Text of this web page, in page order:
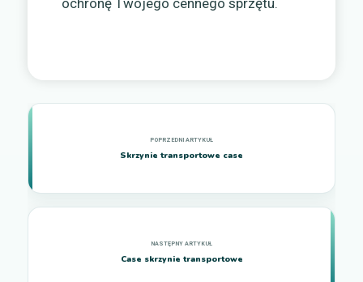
ochronę Twojego cennego sprzętu.
Skrzynie transportowe case
Case skrzynie transportowe